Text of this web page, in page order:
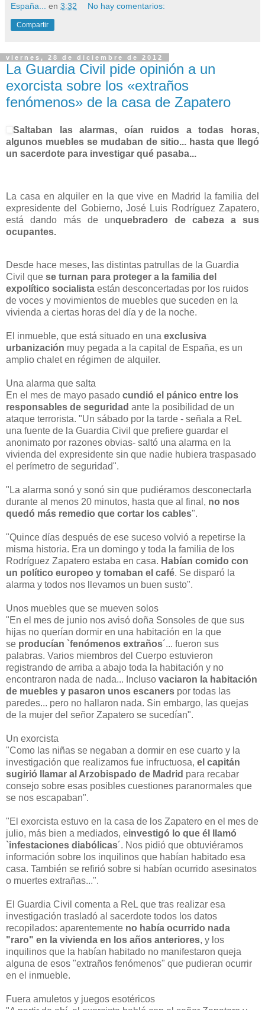
España... en 3:32 No hay comentarios:
Compartir
viernes, 28 de diciembre de 2012
La Guardia Civil pide opinión a un
exorcista sobre los «extraños
fenómenos» de la casa de Zapatero
Saltaban las alarmas, oían ruidos a todas horas,
algunos muebles se mudaban de sitio... hasta que llegó
un sacerdote para investigar qué pasaba...
La casa en alquiler en la que vive en Madrid la familia del
expresidente del Gobierno, José Luis Rodríguez Zapatero,
está dando más de unquebradero de cabeza a sus
ocupantes.
Desde hace meses, las distintas patrullas de la Guardia
Civil que se turnan para proteger a la familia del
expolítico socialista están desconcertadas por los ruidos
de voces y movimientos de muebles que suceden en la
vivienda a ciertas horas del día y de la noche.
El inmueble, que está situado en una exclusiva
urbanización muy pegada a la capital de España, es un
amplio chalet en régimen de alquiler.
Una alarma que salta
En el mes de mayo pasado cundió el pánico entre los
responsables de seguridad ante la posibilidad de un
ataque terrorista. "Un sábado por la tarde - señala a ReL
una fuente de la Guardia Civil que prefiere guardar el
anonimato por razones obvias- saltó una alarma en la
vivienda del expresidente sin que nadie hubiera traspasado
el perímetro de seguridad".
"La alarma sonó y sonó sin que pudiéramos desconectarla
durante al menos 20 minutos, hasta que al final, no nos
quedó más remedio que cortar los cables".
"Quince días después de ese suceso volvió a repetirse la
misma historia. Era un domingo y toda la familia de los
Rodríguez Zapatero estaba en casa. Habían comido con
un político europeo y tomaban el café. Se disparó la
alarma y todos nos llevamos un buen susto".
Unos muebles que se mueven solos
"En el mes de junio nos avisó doña Sonsoles de que sus
hijas no querían dormir en una habitación en la que
se producían `fenómenos extraños´... fueron sus
palabras. Varios miembros del Cuerpo estuvieron
registrando de arriba a abajo toda la habitación y no
encontraron nada de nada... Incluso vaciaron la habitación
de muebles y pasaron unos escaners por todas las
paredes... pero no hallaron nada. Sin embargo, las quejas
de la mujer del señor Zapatero se sucedían".
Un exorcista
"Como las niñas se negaban a dormir en ese cuarto y la
investigación que realizamos fue infructuosa, el capitán
sugirió llamar al Arzobispado de Madrid para recabar
consejo sobre esas posibles cuestiones paranormales que
se nos escapaban".
"El exorcista estuvo en la casa de los Zapatero en el mes de
julio, más bien a mediados, einvestigó lo que él llamó
`infestaciones diabólicas´. Nos pidió que obtuviéramos
información sobre los inquilinos que habían habitado esa
casa. También se refirió sobre si habían ocurrido asesinatos
o muertes extrañas...".
El Guardia Civil comenta a ReL que tras realizar esa
investigación trasladó al sacerdote todos los datos
recopilados: aparentemente no había ocurrido nada
"raro" en la vivienda en los años anteriores, y los
inquilinos que la habían habitado no manifestaron queja
alguna de esos "extraños fenómenos" que pudieran ocurrir
en el inmueble.
Fuera amuletos y juegos esotéricos